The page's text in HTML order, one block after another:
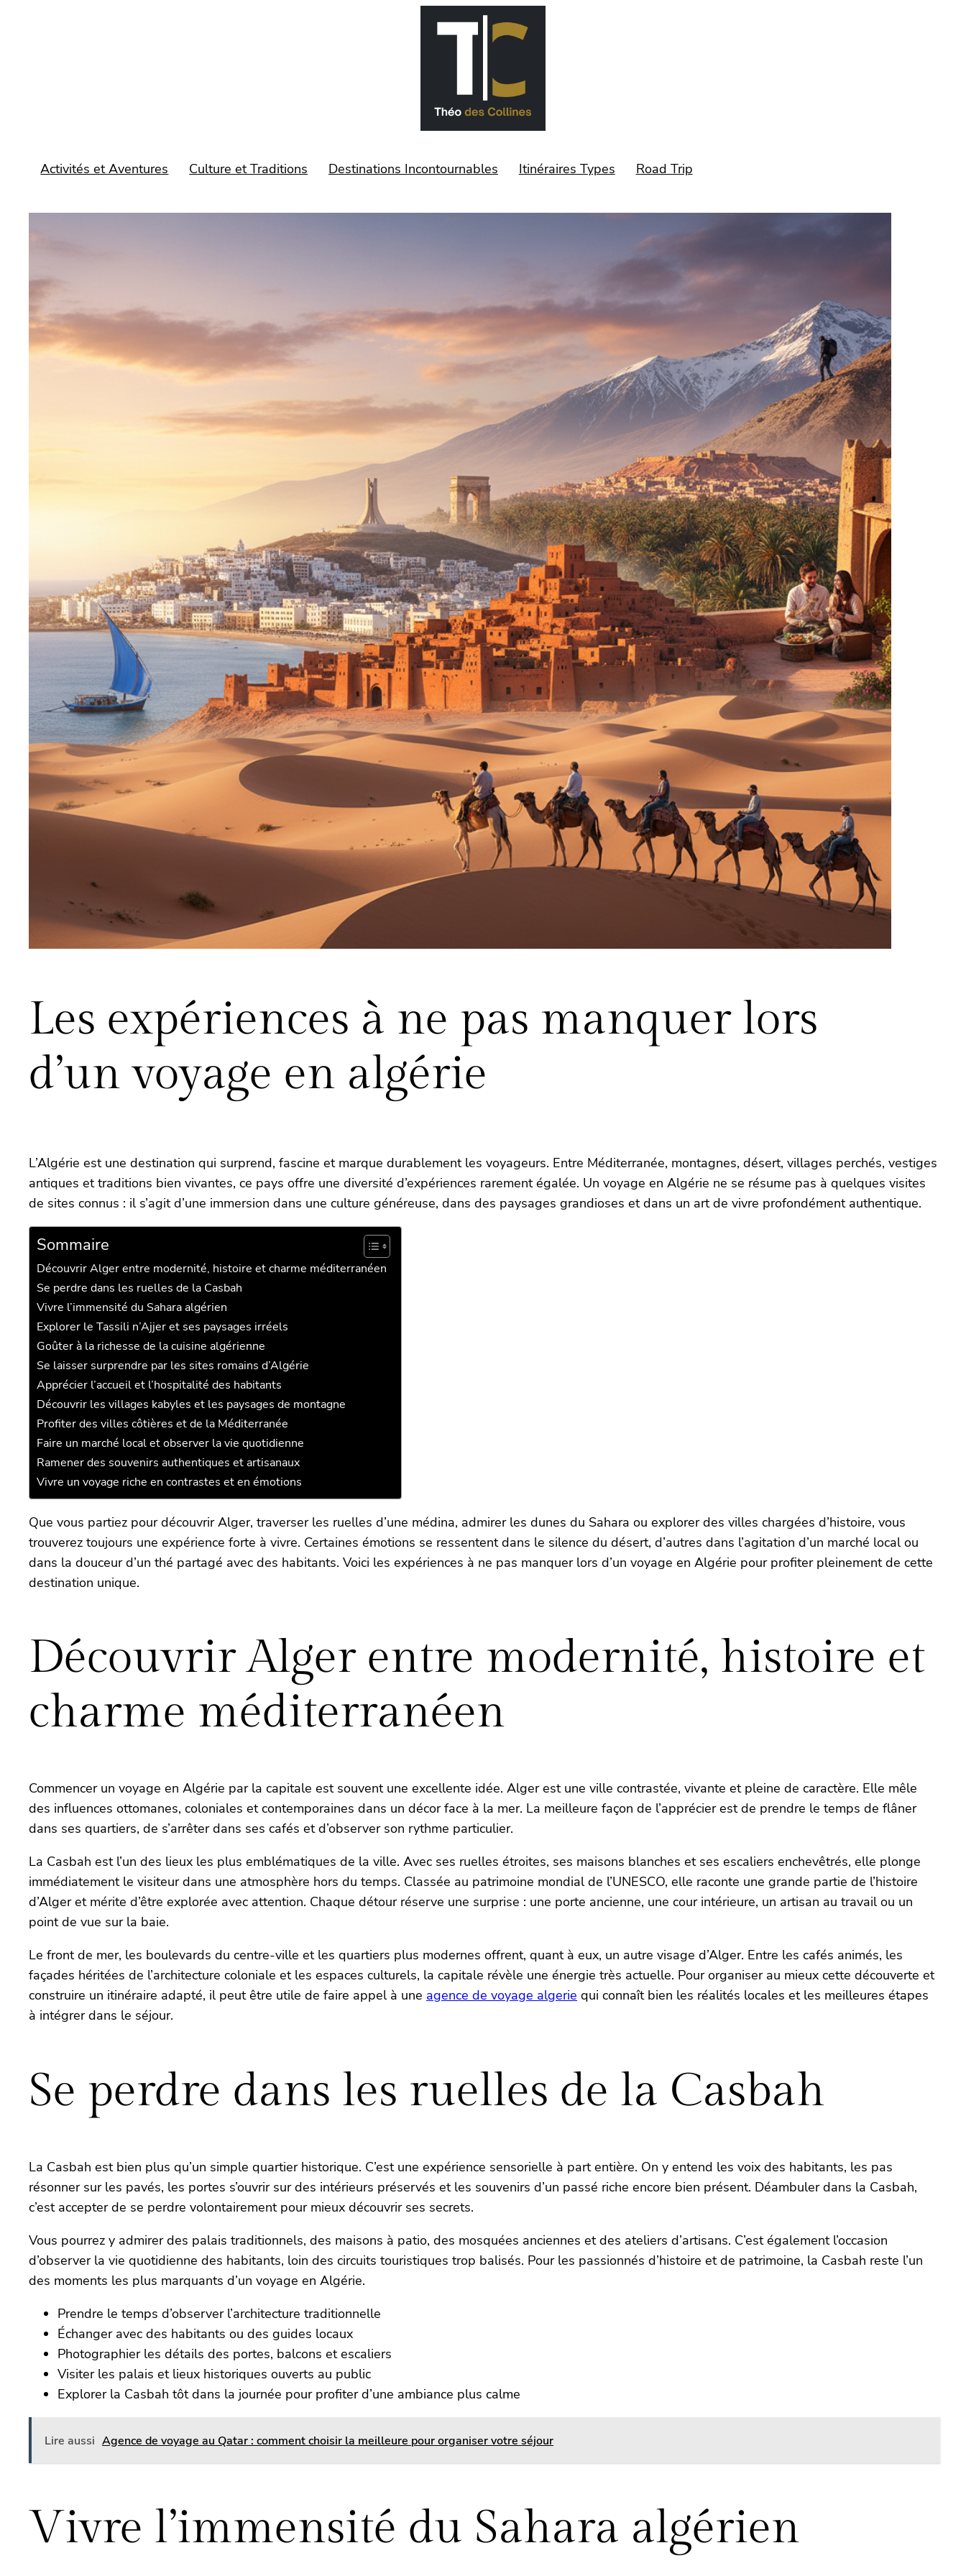
Activités et Aventures Culture et Traditions Destinations Incontournables Itinéraires Types Road Trip
Les expériences à ne pas manquer lors
d’un voyage en algérie
L’Algérie est une destination qui surprend, fascine et marque durablement les voyageurs. Entre Méditerranée, montagnes, désert, villages perchés, vestiges
antiques et traditions bien vivantes, ce pays offre une diversité d’expériences rarement égalée. Un voyage en Algérie ne se résume pas à quelques visites
de sites connus : il s’agit d’une immersion dans une culture généreuse, dans des paysages grandioses et dans un art de vivre profondément authentique.
Sommaire
Découvrir Alger entre modernité, histoire et charme méditerranéen
Se perdre dans les ruelles de la Casbah
Vivre l’immensité du Sahara algérien
Explorer le Tassili n’Ajjer et ses paysages irréels
Goûter à la richesse de la cuisine algérienne
Se laisser surprendre par les sites romains d’Algérie
Apprécier l’accueil et l’hospitalité des habitants
Découvrir les villages kabyles et les paysages de montagne
Profiter des villes côtières et de la Méditerranée
Faire un marché local et observer la vie quotidienne
Ramener des souvenirs authentiques et artisanaux
Vivre un voyage riche en contrastes et en émotions
Que vous partiez pour découvrir Alger, traverser les ruelles d’une médina, admirer les dunes du Sahara ou explorer des villes chargées d’histoire, vous
trouverez toujours une expérience forte à vivre. Certaines émotions se ressentent dans le silence du désert, d’autres dans l’agitation d’un marché local ou
dans la douceur d’un thé partagé avec des habitants. Voici les expériences à ne pas manquer lors d’un voyage en Algérie pour profiter pleinement de cette
destination unique.
Découvrir Alger entre modernité, histoire et
charme méditerranéen
Commencer un voyage en Algérie par la capitale est souvent une excellente idée. Alger est une ville contrastée, vivante et pleine de caractère. Elle mêle
des influences ottomanes, coloniales et contemporaines dans un décor face à la mer. La meilleure façon de l’apprécier est de prendre le temps de flâner
dans ses quartiers, de s’arrêter dans ses cafés et d’observer son rythme particulier.
La Casbah est l’un des lieux les plus emblématiques de la ville. Avec ses ruelles étroites, ses maisons blanches et ses escaliers enchevêtrés, elle plonge
immédiatement le visiteur dans une atmosphère hors du temps. Classée au patrimoine mondial de l’UNESCO, elle raconte une grande partie de l’histoire
d’Alger et mérite d’être explorée avec attention. Chaque détour réserve une surprise : une porte ancienne, une cour intérieure, un artisan au travail ou un
point de vue sur la baie.
Le front de mer, les boulevards du centre-ville et les quartiers plus modernes offrent, quant à eux, un autre visage d’Alger. Entre les cafés animés, les
façades héritées de l’architecture coloniale et les espaces culturels, la capitale révèle une énergie très actuelle. Pour organiser au mieux cette découverte et
construire un itinéraire adapté, il peut être utile de faire appel à une agence de voyage algerie qui connaît bien les réalités locales et les meilleures étapes
à intégrer dans le séjour.
Se perdre dans les ruelles de la Casbah
La Casbah est bien plus qu’un simple quartier historique. C’est une expérience sensorielle à part entière. On y entend les voix des habitants, les pas
résonner sur les pavés, les portes s’ouvrir sur des intérieurs préservés et les souvenirs d’un passé riche encore bien présent. Déambuler dans la Casbah,
c’est accepter de se perdre volontairement pour mieux découvrir ses secrets.
Vous pourrez y admirer des palais traditionnels, des maisons à patio, des mosquées anciennes et des ateliers d’artisans. C’est également l’occasion
d’observer la vie quotidienne des habitants, loin des circuits touristiques trop balisés. Pour les passionnés d’histoire et de patrimoine, la Casbah reste l’un
des moments les plus marquants d’un voyage en Algérie.
Prendre le temps d’observer l’architecture traditionnelle
Échanger avec des habitants ou des guides locaux
Photographier les détails des portes, balcons et escaliers
Visiter les palais et lieux historiques ouverts au public
Explorer la Casbah tôt dans la journée pour profiter d’une ambiance plus calme
Lire aussi Agence de voyage au Qatar : comment choisir la meilleure pour organiser votre séjour
Vivre l’immensité du Sahara algérien